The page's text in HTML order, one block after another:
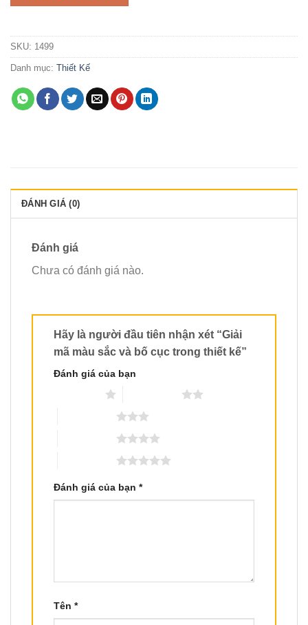
SKU: 1499
Danh mục: Thiết Kế
ĐÁNH GIÁ (0)
Đánh giá
Chưa có đánh giá nào.
Hãy là người đầu tiên nhận xét “Giải
mã màu sắc và bố cục trong thiết kế”
Đánh giá của bạn
Đánh giá của bạn *
Tên *